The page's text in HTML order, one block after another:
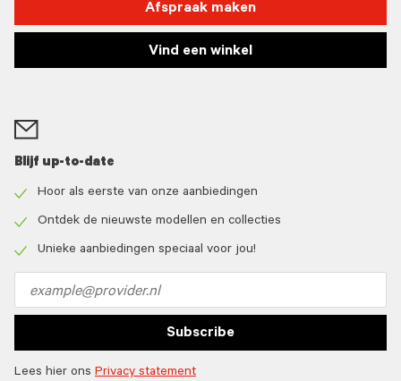
Afspraak maken
Vind een winkel
Blijf up-to-date
icon
Hoor als eerste van onze aanbiedingen
icon
Ontdek de nieuwste modellen en collecties
Unieke aanbiedingen speciaal voor jou!
address
Subscribe
Lees hier ons Privacy statement